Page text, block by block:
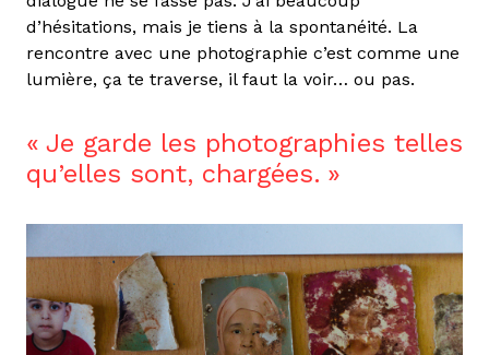
d’hésitations, mais je tiens à la spontanéité. La
rencontre avec une photographie c’est comme une
lumière, ça te traverse, il faut la voir… ou pas.
Je garde les photographies telles
qu’elles sont, chargées.